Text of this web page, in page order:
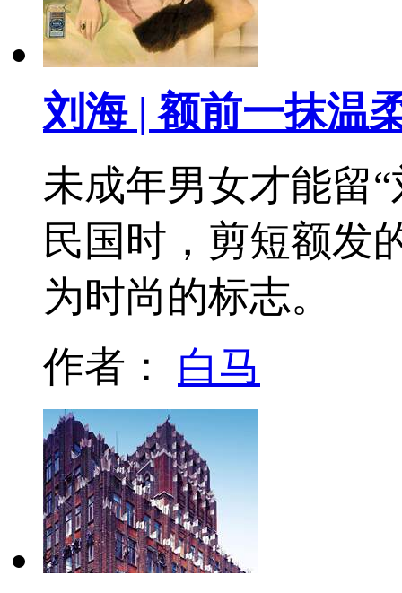
刘海 | 额前一抹温
未成年男女才能留
民国时，剪短额发
为时尚的标志。
作者： 白马